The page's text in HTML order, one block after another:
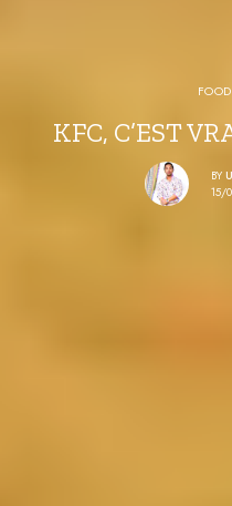
FOOD
KFC, C’EST
BY
15/